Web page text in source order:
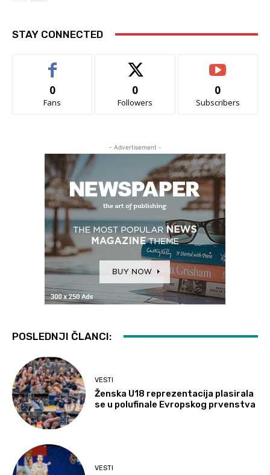
STAY CONNECTED
0
Fans
0
Followers
0
Subscribers
- Advertisement -
POSLEDNJI ČLANCI:
VESTI
Ženska U18 reprezentacija plasirala
se u polufinale Evropskog prvenstva
VESTI